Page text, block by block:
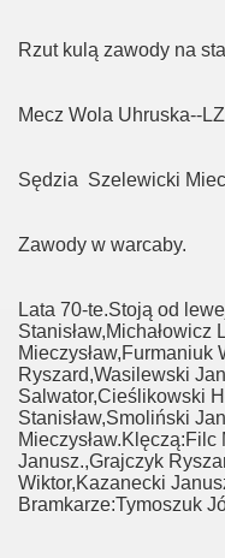
Rzut kulą zawody na
Mecz Wola Uhruska--
Sędzia Szelewicki
Zawody w warcaby.
Lata 70-te.Stoją od
Stanisław,Michałowicz
Mieczysław,Furmaniuk
Ryszard,Wasilewski
Salwator,Cieślikowski
Stanisław,Smoliński
Janusz.,Grajczyk
Wiktor,Kazanecki
Bramkarze:Tymoszuk